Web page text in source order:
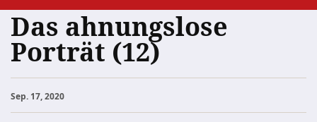
Das ahnungslose
Porträt (12)
Sep. 17, 2020